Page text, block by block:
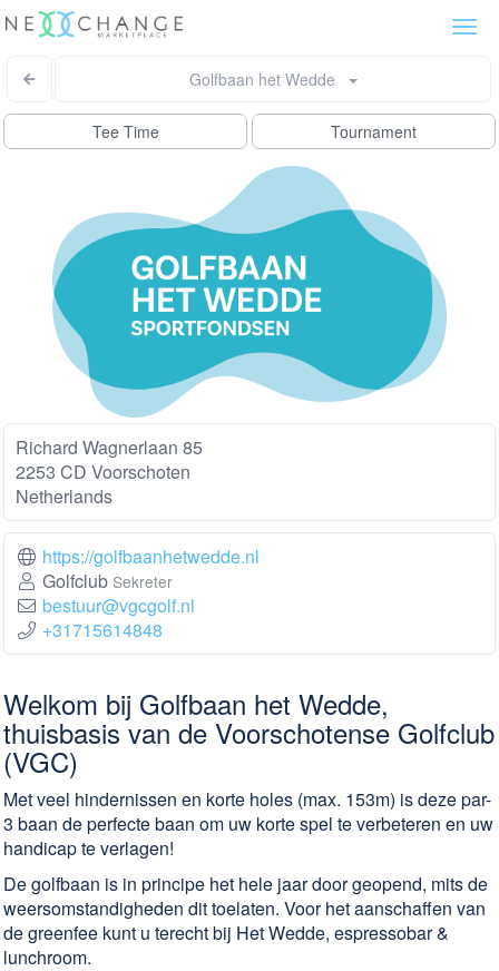
Golfbaan het Wedde
Tee Time Tournament
Richard Wagnerlaan 85
2253 CD Voorschoten
Netherlands
https://golfbaanhetwedde.nl
Golfclub Sekreter
bestuur@vgcgolf.nl
+31715614848
Welkom bij Golfbaan het Wedde,
thuisbasis van de Voorschotense Golfclub
(VGC)
Met veel hindernissen en korte holes (max. 153m) is deze par-
3 baan de perfecte baan om uw korte spel te verbeteren en uw
handicap te verlagen!
De golfbaan is in principe het hele jaar door geopend, mits de
weersomstandigheden dit toelaten. Voor het aanschaffen van
de greenfee kunt u terecht bij Het Wedde, espressobar &
lunchroom.